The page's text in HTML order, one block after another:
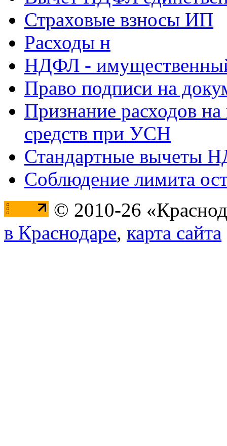
Страховые взносы ИП
Расходы н
НДФЛ -
Право подписи на
Признание расходов
средств при УСН
Стандартные вычеты
Соблюдение лимита
© 2010-26
в Краснодаре, карта сайта